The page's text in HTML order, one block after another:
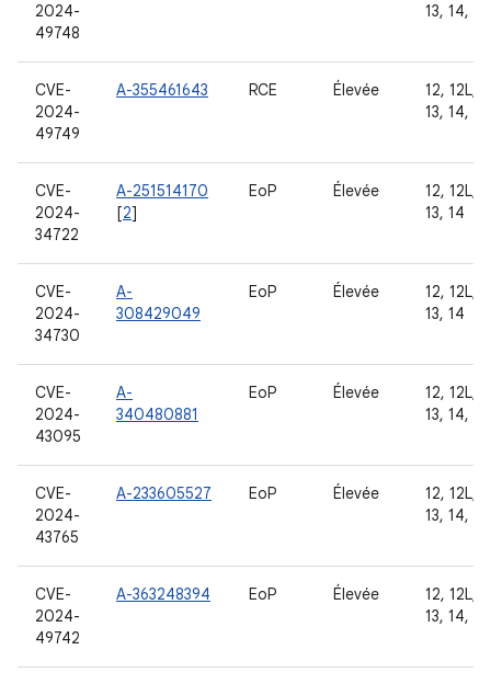
2024-
49748
13, 14, 15
CVE-
2024-
49749
A-355461643 RCE Élevée
12, 12L,
13, 14, 15
CVE-
2024-
34722
A-251514170
[2]
EoP Élevée
12, 12L,
13, 14
CVE-
2024-
34730
A-
308429049
EoP Élevée
12, 12L,
13, 14
CVE-
2024-
43095
A-
340480881
EoP Élevée
12, 12L,
13, 14, 15
CVE-
2024-
43765
A-233605527 EoP Élevée
12, 12L,
13, 14, 15
CVE-
2024-
49742
A-363248394 EoP Élevée
12, 12L,
13, 14, 15